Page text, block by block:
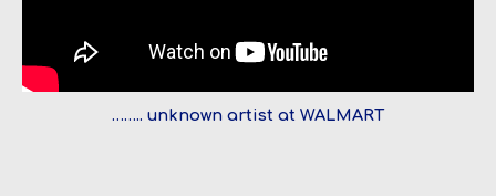
…….. unknown artist at WALMART